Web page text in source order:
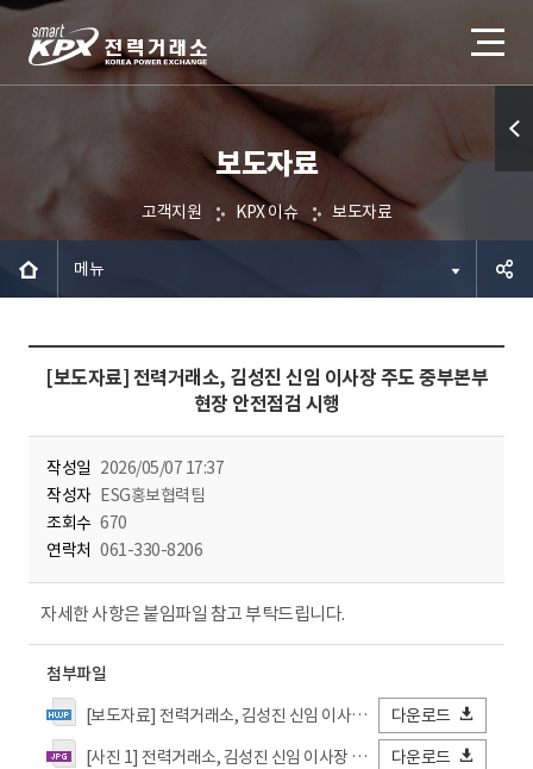
보도자료
고객지원 KPX 이슈 보도자료
메뉴
기
[보도자료] 전력거래소, 김성진 신임 이사장 주도 중부본부
현장 안전점검 시행
작성일 2026/05/07 17:37
작성자 ESG홍보협력팀
조회수 670
연락처 061-330-8206
자세한 사항은 붙임파일 참고 부탁드립니다.
첨부파일
[보도자료] 전력거래소, 김성진 신임 이사장 주도 중부본부 현장 안전점검 시행.hwp
다운로드
[사진 1] 전력거래소, 김성진 신임 이사장 주도 중부본부 현장 안전점검 시행.jpg
다운로드